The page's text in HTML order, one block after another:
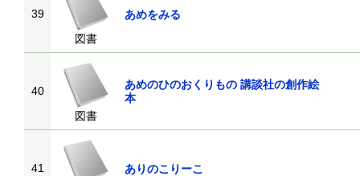
39
図書
あめをみる
40
図書
あめのひのおくりもの 講談社の創作絵
本
41
ありのこりーこ